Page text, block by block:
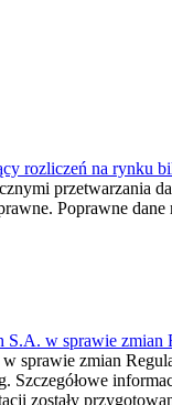
rozliczeń na rynku
przetwarzania
Poprawne
S.A. w sprawie
zmian
Szczegółowe
zostały